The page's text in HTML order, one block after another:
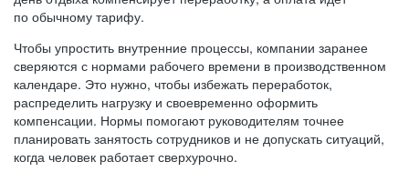
по обычному тарифу.
Чтобы упростить внутренние процессы, компании заранее
сверяются с нормами рабочего времени в производственном
календаре. Это нужно, чтобы избежать переработок,
распределить нагрузку и своевременно оформить
компенсации. Нормы помогают руководителям точнее
планировать занятость сотрудников и не допускать ситуаций,
когда человек работает сверхурочно.